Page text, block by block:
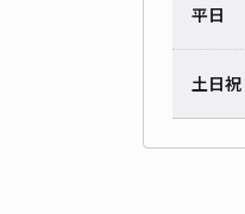
平日
土日祝